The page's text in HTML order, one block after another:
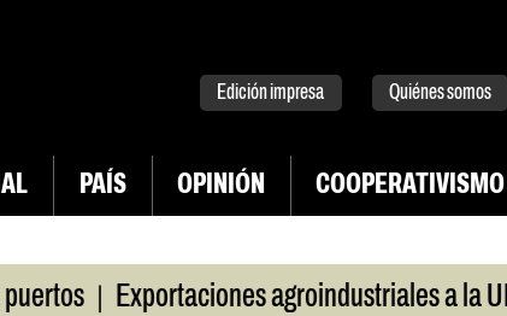
Edición impresa Quiénes somos
PAÍS OPINIÓN COOPERATIVISMO
| Exportaciones agroindustriales a la UE |